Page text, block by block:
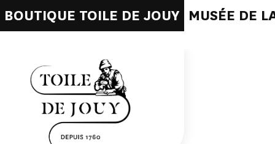
BOUTIQUE TOILE DE JOUY MUSÉE DE